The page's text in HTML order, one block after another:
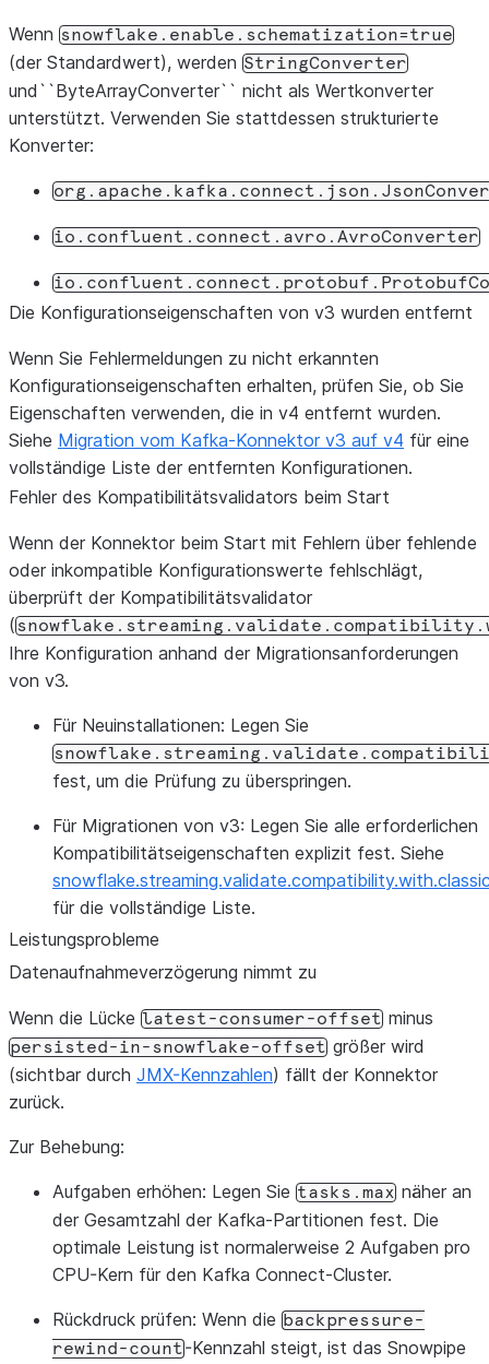
Wenn snowflake.enable.schematization=true
(der Standardwert), werden StringConverter
und``ByteArrayConverter`` nicht als Wertkonverter
unterstützt. Verwenden Sie stattdessen strukturierte
Konverter:
io.confluent.connect.avro.AvroConverter
Die Konfigurationseigenschaften von v3 wurden entfernt
Wenn Sie Fehlermeldungen zu nicht erkannten
Konfigurationseigenschaften erhalten, prüfen Sie, ob Sie
Eigenschaften verwenden, die in v4 entfernt wurden.
Siehe Migration vom Kafka-Konnektor v3 auf v4 für eine
vollständige Liste der entfernten Konfigurationen.
Fehler des Kompatibilitätsvalidators beim Start
Wenn der Konnektor beim Start mit Fehlern über fehlende
oder inkompatible Konfigurationswerte fehlschlägt,
überprüft der Kompatibilitätsvalidator
(
Ihre Konfiguration anhand der Migrationsanforderungen
von v3.
Für Neuinstallationen: Legen Sie
fest, um die Prüfung zu überspringen.
Für Migrationen von v3: Legen Sie alle erforderlichen
Kompatibilitätseigenschaften explizit fest. Siehe
für die vollständige Liste.
Leistungsprobleme
Datenaufnahmeverzögerung nimmt zu
Wenn die Lücke latest-consumer-offset minus
persisted-in-snowflake-offset größer wird
(sichtbar durch JMX-Kennzahlen) fällt der Konnektor
zurück.
Zur Behebung:
Aufgaben erhöhen: Legen Sie tasks.max näher an
der Gesamtzahl der Kafka-Partitionen fest. Die
optimale Leistung ist normalerweise 2 Aufgaben pro
CPU-Kern für den Kafka Connect-Cluster.
Rückdruck prüfen: Wenn die
backpressure-
rewind-count-Kennzahl steigt, ist das Snowpipe